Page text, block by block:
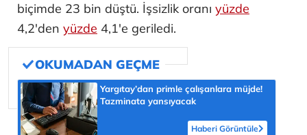
biçimde 23 bin düştü. İşsizlik oranı yüzde
4,2'den yüzde 4,1'e geriledi.
Yargıtay’dan primle çalışanlara müjde!
Tazminata yansıyacak
Haberi Görüntüle